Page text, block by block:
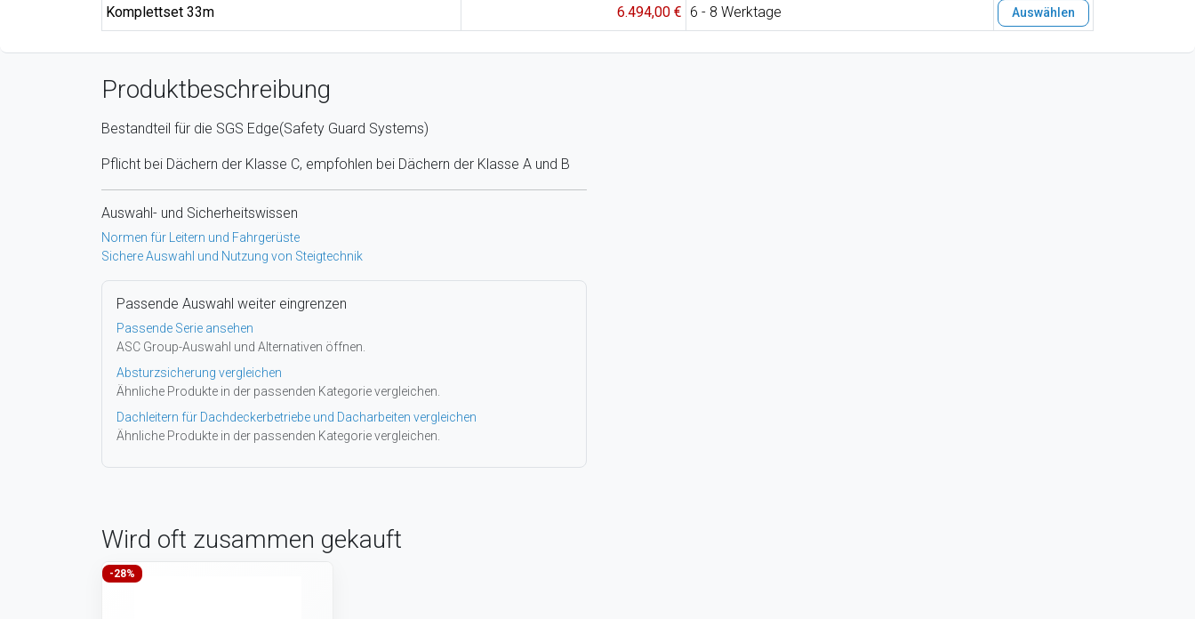
Komplettset 33m 6.494,00 € 6 - 8 Werktage Auswählen
Produktbeschreibung
Bestandteil für die SGS Edge(Safety Guard Systems)
Pflicht bei Dächern der Klasse C, empfohlen bei Dächern der Klasse A und B
Auswahl- und Sicherheitswissen
Normen für Leitern und Fahrgerüste
Sichere Auswahl und Nutzung von Steigtechnik
Passende Auswahl weiter eingrenzen
Passende Serie ansehen
ASC Group-Auswahl und Alternativen öffnen.
Absturzsicherung vergleichen
Ähnliche Produkte in der passenden Kategorie vergleichen.
Dachleitern für Dachdeckerbetriebe und Dacharbeiten vergleichen
Ähnliche Produkte in der passenden Kategorie vergleichen.
Wird oft zusammen gekauft
-28%